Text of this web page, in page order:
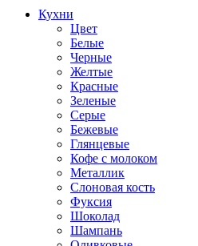
Кухни
Цвет
Белые
Черные
Желтые
Красные
Зеленые
Серые
Бежевые
Глянцевые
Кофе с молоком
Металлик
Слоновая кость
Фуксия
Шоколад
Шампань